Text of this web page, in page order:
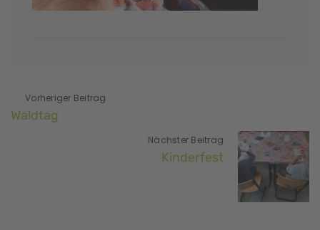
Vorheriger Beitrag
Waldtag
Nächster Beitrag
Kinderfest